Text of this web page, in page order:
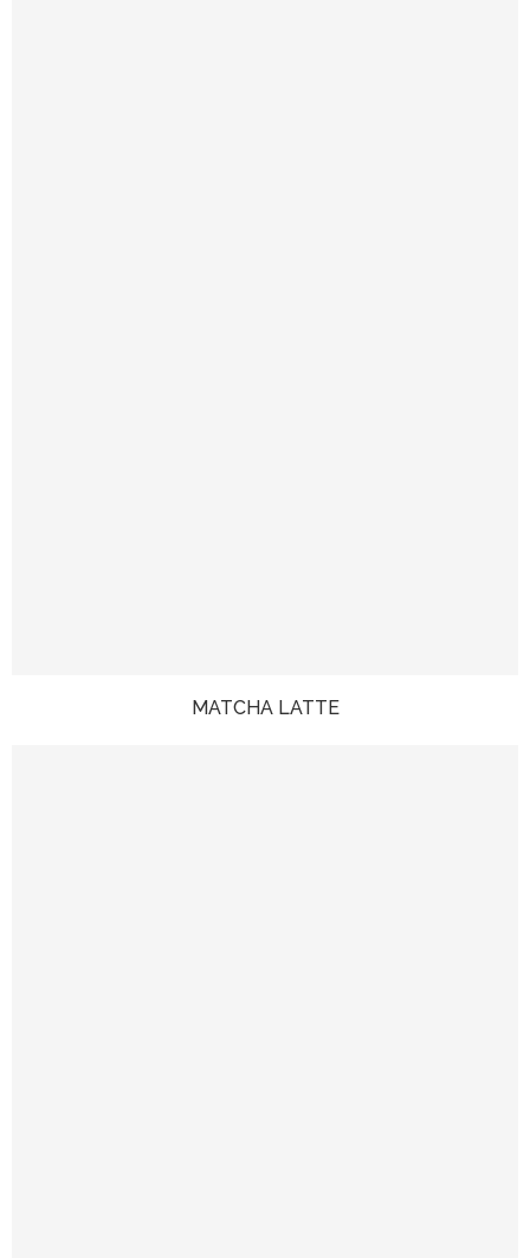
MATCHA LATTE